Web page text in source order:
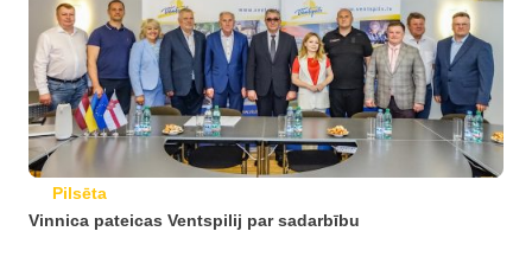
Pilsēta
Vinnica pateicas Ventspilij par sadarbību